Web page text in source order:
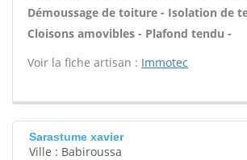
Démoussage de toiture - Isolation de
Cloisons amovibles - Plafond tendu -
Voir la fiche artisan : Immotec
Sarastume xavier
Ville : Babiroussa